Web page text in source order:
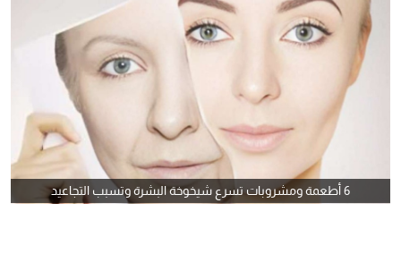
6 أطعمة ومشروبات تسرع شيخوخة البشرة وتسبب التجاعيد